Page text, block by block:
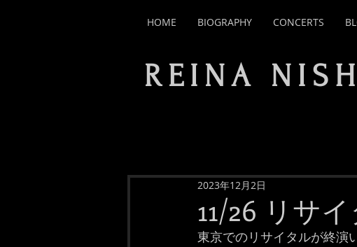
HOME BIOGRAPHY CONCERTS
REINA
11/26 リサ
2023年12月2日
東京でのリサイタルが終演